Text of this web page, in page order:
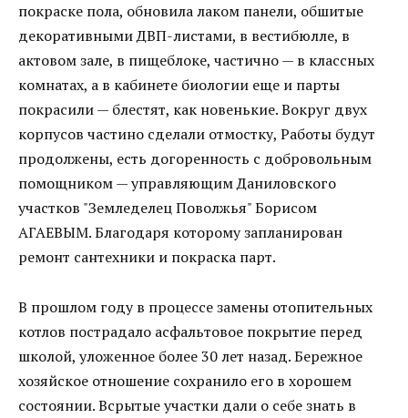
покраске пола, обновила лаком панели, обшитые
декоративными ДВП-листами, в вестибюлле, в
актовом зале, в пищеблоке, частично — в классных
комнатах, а в кабинете биологии еще и парты
покрасили — блестят, как новенькие. Вокруг двух
корпусов частино сделали отмостку, Работы будут
продолжены, есть догоренность с добровольным
помощником — управляющим Даниловского
участков "Земледелец Поволжья" Борисом
АГАЕВЫМ. Благодаря которому запланирован
ремонт сантехники и покраска парт.
В прошлом году в процессе замены отопительных
котлов пострадало асфальтовое покрытие перед
школой, уложенное более 30 лет назад. Бережное
хозяйское отношение сохранило его в хорошем
состоянии. Всрытые участки дали о себе знать в